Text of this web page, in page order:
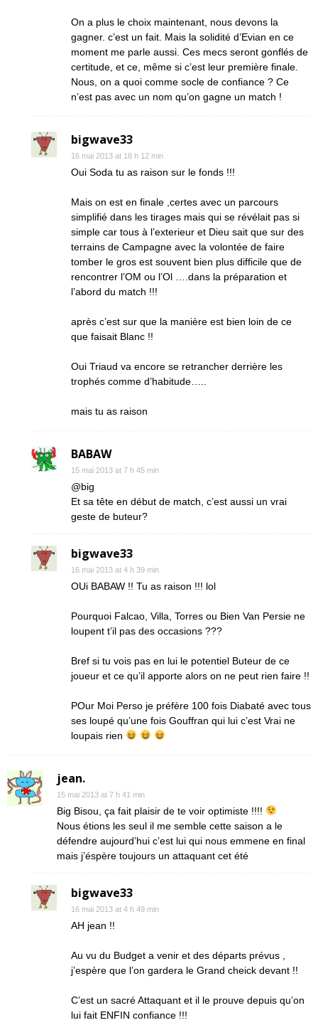
On a plus le choix maintenant, nous devons la
gagner. c’est un fait. Mais la solidité d’Evian en ce
moment me parle aussi. Ces mecs seront gonflés de
certitude, et ce, même si c’est leur première finale.
Nous, on a quoi comme socle de confiance ? Ce
n’est pas avec un nom qu’on gagne un match !
bigwave33
16 mai 2013 at 18 h 12 min
Oui Soda tu as raison sur le fonds !!!
Mais on est en finale ,certes avec un parcours
simplifié dans les tirages mais qui se révélait pas si
simple car tous à l’exterieur et Dieu sait que sur des
terrains de Campagne avec la volontée de faire
tomber le gros est souvent bien plus difficile que de
rencontrer l’OM ou l’Ol ….dans la préparation et
l’abord du match !!!
après c’est sur que la manière est bien loin de ce
que faisait Blanc !!
Oui Triaud va encore se retrancher derrière les
trophés comme d’habitude…..
mais tu as raison
BABAW
15 mai 2013 at 7 h 45 min
@big
Et sa tête en début de match, c’est aussi un vrai
geste de buteur?
bigwave33
16 mai 2013 at 4 h 39 min
OUi BABAW !! Tu as raison !!! lol
Pourquoi Falcao, Villa, Torres ou Bien Van Persie ne
loupent t’il pas des occasions ???
Bref si tu vois pas en lui le potentiel Buteur de ce
joueur et ce qu’il apporte alors on ne peut rien faire !!
POur Moi Perso je préfère 100 fois Diabaté avec tous
ses loupé qu’une fois Gouffran qui lui c’est Vrai ne
loupais rien
jean.
15 mai 2013 at 7 h 41 min
Big Bisou, ça fait plaisir de te voir optimiste !!!!
Nous étions les seul il me semble cette saison a le
défendre aujourd’hui c’est lui qui nous emmene en final
mais j’éspère toujours un attaquant cet été
bigwave33
16 mai 2013 at 4 h 49 min
AH jean !!
Au vu du Budget a venir et des départs prévus ,
j’espère que l’on gardera le Grand cheick devant !!
C’est un sacré Attaquant et il le prouve depuis qu’on
lui fait ENFIN confiance !!!